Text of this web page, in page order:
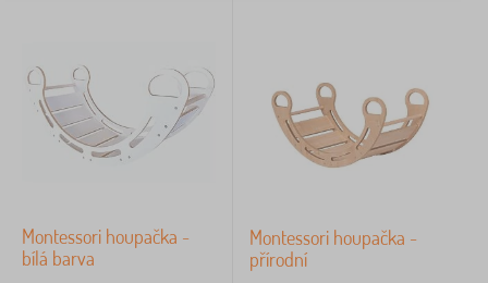
pro školáky
5
pro miminko
4
533 Kč
2 547 Kč
Montessori houpačka -
bílá barva
Montessori houpačka -
přírodní